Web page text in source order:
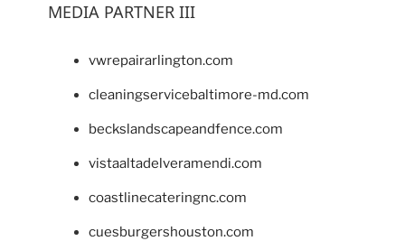
MEDIA PARTNER III
vwrepairarlington.com
cleaningservicebaltimore-md.com
beckslandscapeandfence.com
vistaaltadelveramendi.com
coastlinecateringnc.com
cuesburgershouston.com